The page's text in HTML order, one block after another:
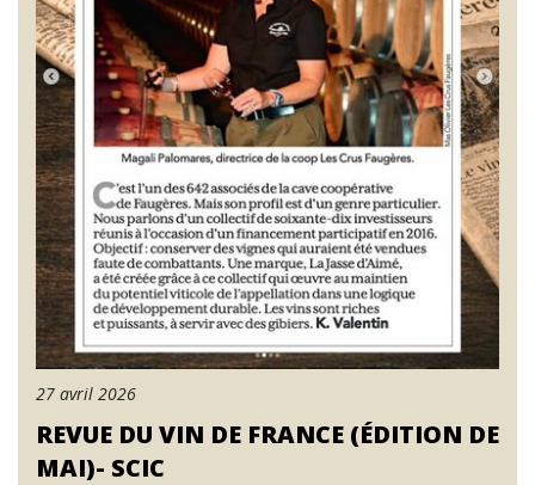
27 avril 2026
REVUE DU VIN DE FRANCE (ÉDITION DE
MAI)- SCIC